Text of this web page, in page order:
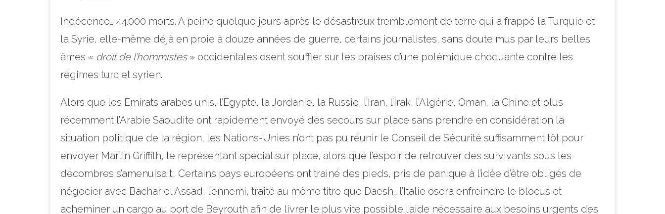
Indécence… 44.000 morts. A peine quelque jours après le désastreux tremblement de terre qui a frappé la Turquie et
la Syrie, elle-même déjà en proie à douze années de guerre, certains journalistes, sans doute mus par leurs belles
âmes « droit de l’hommistes» occidentales osent souffler sur les braises d’une polémique choquante contre les
régimes turc et syrien.
Alors que les Emirats arabes unis, l’Egypte, la Jordanie, la Russie, l’Iran, l’Irak, l’Algérie, Oman, la Chine et plus
récemment l’Arabie Saoudite ont rapidement envoyé des secours sur place sans prendre en considération la
situation politique de la région, les Nations-Unies n’ont pas pu réunir le Conseil de Sécurité suffisamment tôt pour
envoyer Martin Griffith, le représentant spécial sur place, alors que l’espoir de retrouver des survivants sous les
décombres s’amenuisait… Certains pays européens ont trainé des pieds, pris de panique à l’idée d’être obligés de
négocier avec Bachar el Assad, l’ennemi, traité au même titre que Daesh… l’Italie osera enfreindre le blocus et
acheminer un cargo au port de Beyrouth afin de livrer le plus vite possible l’aide nécessaire aux besoins urgents des